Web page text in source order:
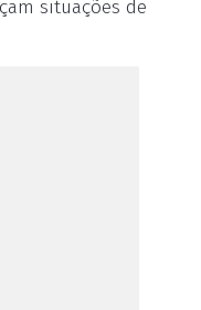
situações de